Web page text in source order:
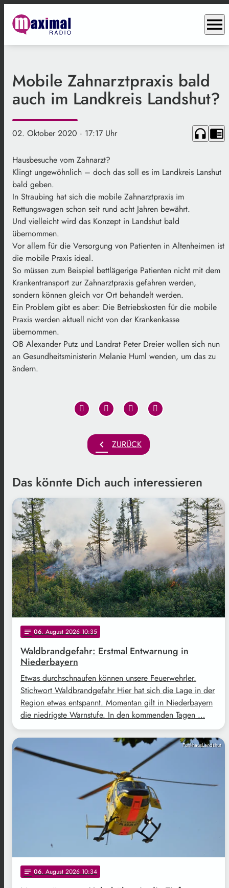
menu
Mobile Zahnarztpraxis bald
auch im Landkreis Landshut?
02. Oktober 2020 · 17:17 Uhr headphones chrome_reader_mode
Hausbesuche vom Zahnarzt?
Klingt ungewöhnlich – doch das soll es im Landkreis Lanshut
bald geben.
In Straubing hat sich die mobile Zahnarztpraxis im
Rettungswagen schon seit rund acht Jahren bewährt.
Und vielleicht wird das Konzept in Landshut bald
übernommen.
Vor allem für die Versorgung von Patienten in Altenheimen ist
die mobile Praxis ideal.
So müssen zum Beispiel bettlägerige Patienten nicht mit dem
Krankentransport zur Zahnarztpraxis gefahren werden,
sondern können gleich vor Ort behandelt werden.
Ein Problem gibt es aber: Die Betriebskosten für die mobile
Praxis werden aktuell nicht von der Krankenkasse
übernommen.
OB Alexander Putz und Landrat Peter Dreier wollen sich nun
an Gesundheitsministerin Melanie Huml wenden, um das zu
ändern.
chevron_left ZURÜCK
Das könnte Dich auch interessieren
Freepik
notes 06. August 2026 10:35
Waldbrandgefahr: Erstmal Entwarnung in
Niederbayern
Etwas durchschnaufen können unsere Feuerwehrler.
Stichwort Waldbrandgefahr Hier hat sich die Lage in der
Region etwas entspannt. Momentan gilt in Niederbayern
die niedrigste Warnstufe. In den kommenden Tagen …
FunkhausLandshut
notes 06. August 2026 10:34